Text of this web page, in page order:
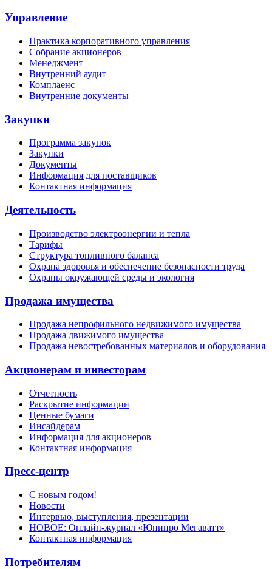
Управление
Практика корпоративного управления
Собрание акционеров
Менеджмент
Внутренний аудит
Комплаенс
Внутренние документы
Закупки
Программа закупок
Закупки
Документы
Информация для поставщиков
Контактная информация
Деятельность
Производство электроэнергии и тепла
Тарифы
Структура топливного баланса
Охрана здоровья и обеспечение безопасности труда
Охраны окружающей среды и экология
Продажа имущества
Продажа непрофильного недвижимого имущества
Продажа движимого имущества
Продажа невостребованных материалов и оборудования
Акционерам и инвесторам
Отчетность
Раскрытие информации
Ценные бумаги
Инсайдерам
Информация для акционеров
Контактная информация
Пресс-центр
С новым годом!
Новости
Интервью, выступления, презентации
НОВОЕ: Онлайн-журнал «Юнипро Мегаватт»
Контактная информация
Потребителям